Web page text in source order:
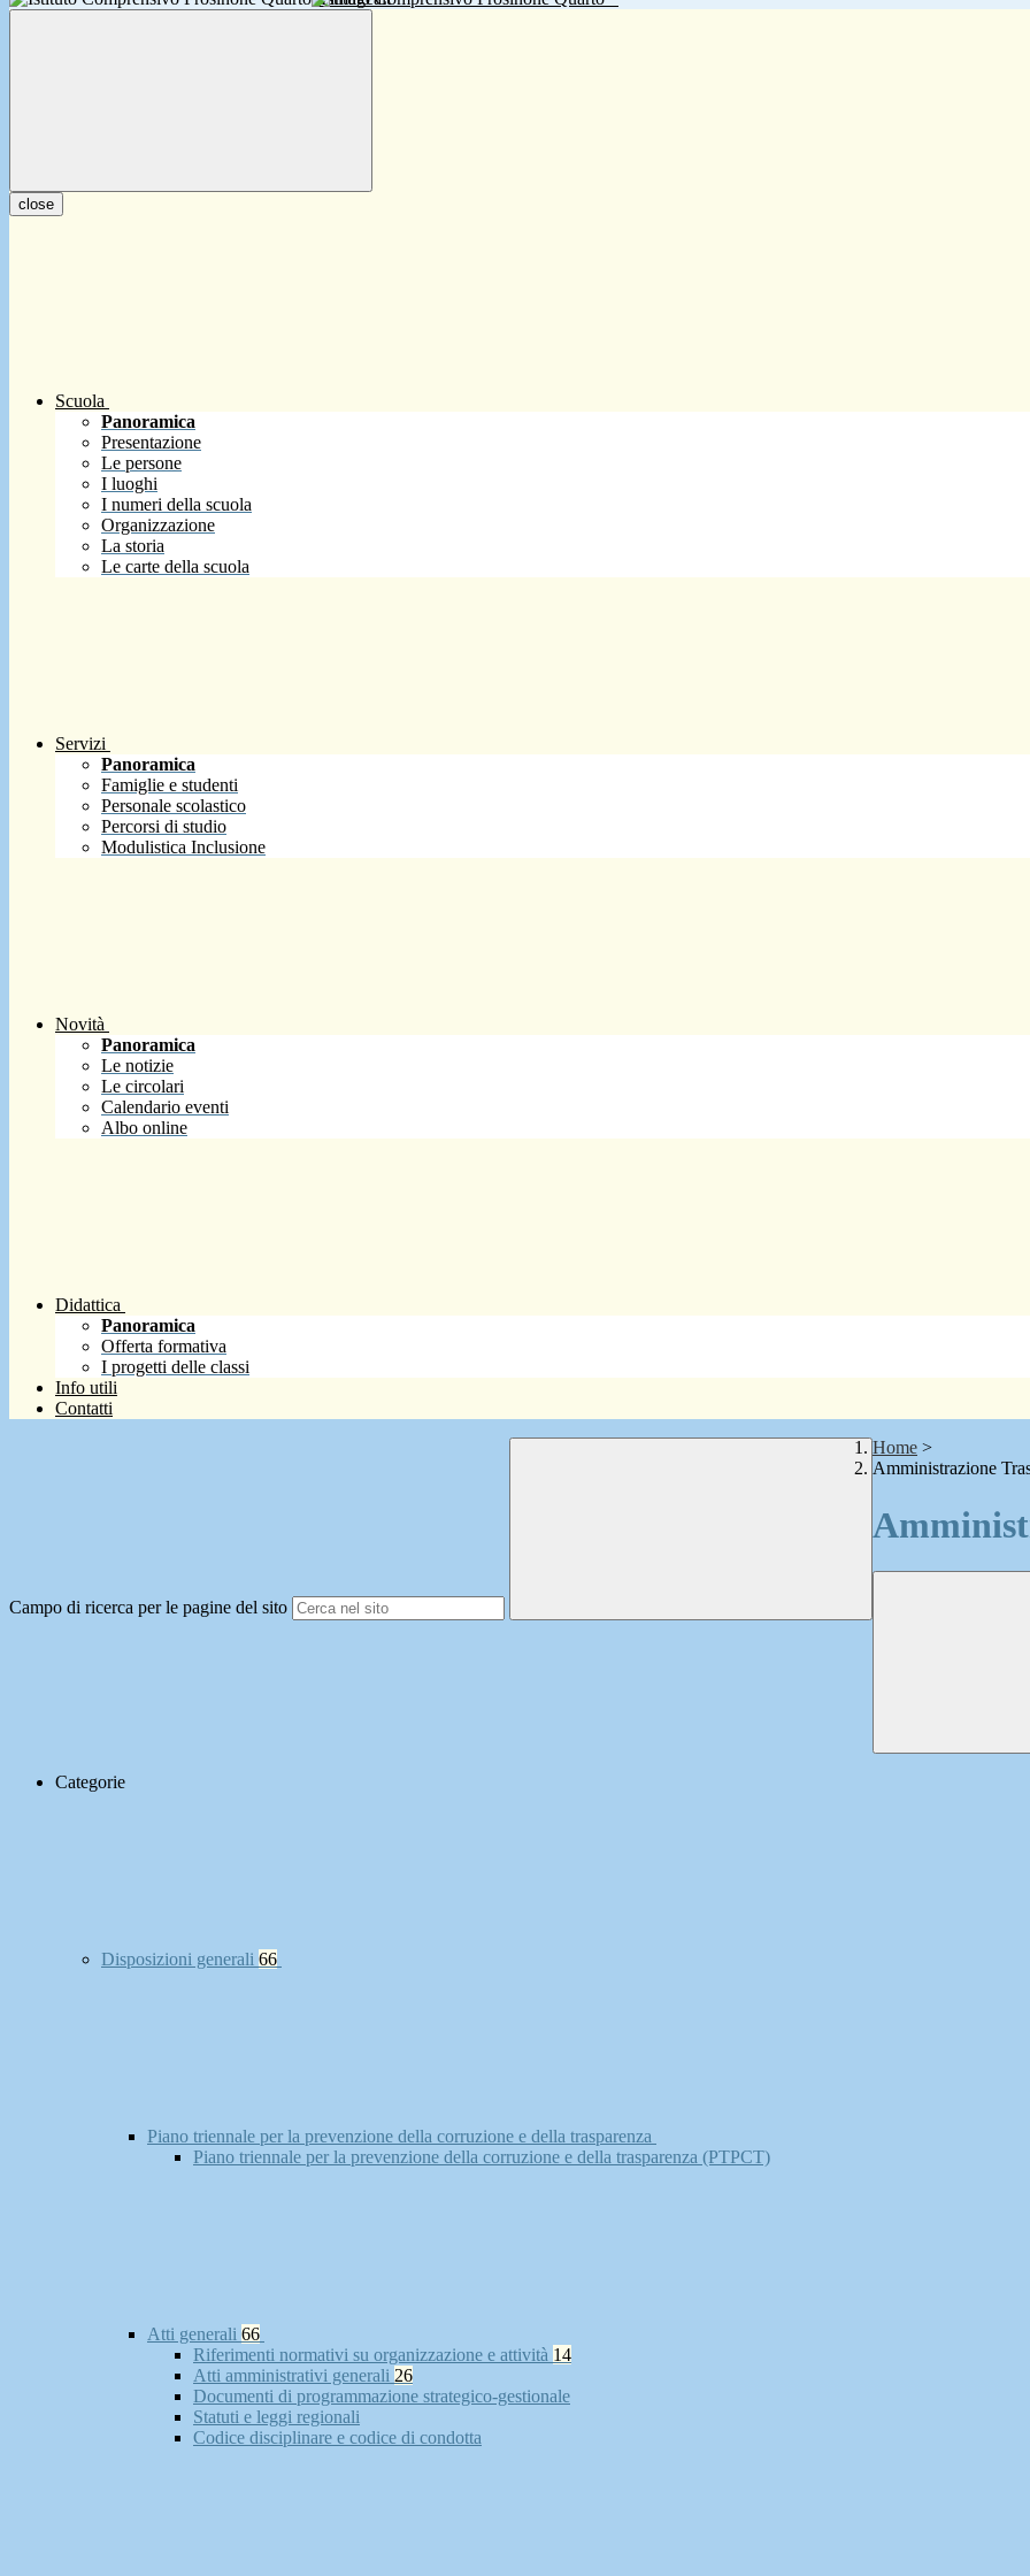
close
Scuola
Panoramica
Presentazione
Le persone
I luoghi
I numeri della scuola
Organizzazione
La storia
Le carte della scuola
Servizi
Panoramica
Famiglie e studenti
Personale scolastico
Percorsi di studio
Modulistica Inclusione
Novità
Panoramica
Le notizie
Le circolari
Calendario eventi
Albo online
Didattica
Panoramica
Offerta formativa
I progetti delle classi
Info utili
Contatti
Campo di ricerca per le pagine del sito
Home >
Amministrazione
Categorie
Disposizioni generali 66
Piano triennale per la prevenzione della corruzione e della trasparenza
Piano triennale per la prevenzione della corruzione e della trasparenza (PTPCT)
Atti generali 66
Riferimenti normativi su organizzazione e attività 14
Atti amministrativi generali 26
Documenti di programmazione strategico-gestionale
Statuti e leggi regionali
Codice disciplinare e codice di condotta